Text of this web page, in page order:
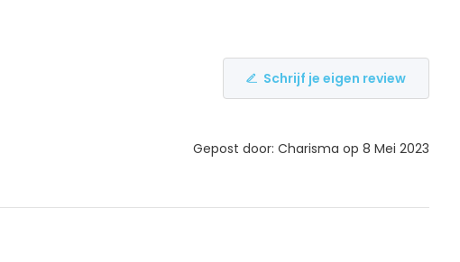
Schrijf je eigen review
Gepost door: Charisma op 8 Mei 2023